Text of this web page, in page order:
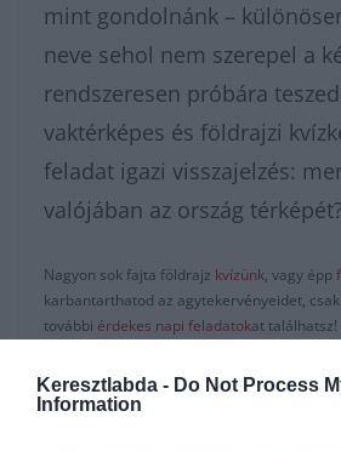
Keresztlabda - Do Not Process
Information
mint gondolnánk –
neve sehol nem szerepel a
rendszeresen próbára
vaktérképes és földrajzi
feladat igazi visszajelzés:
valójában az ország térképét?
Nagyon sok fajta földrajz kvízünk, vagy épp
karbantarthatod az agytekervényeidet,
további érdekes napi feladatokat találhatsz!